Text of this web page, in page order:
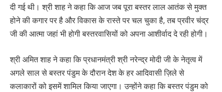
दी गई थी। श्री शाह ने कहा कि आज जब पूरा बस्तर लाल आतंक से मुक्त
होने की कगार पर है और विकास के रास्ते पर चल चुका है, तब प्रवीर चंद्र
जी की आत्मा जहां भी होगी बस्तरवासियों को अपना आशीर्वाद दे रही होगी।
श्री अमित शाह ने कहा कि प्रधानमंत्री श्री नरेन्द्र मोदी जी के नेतृत्व में
अगले साल से बस्तर पंडुम के दौरान देश के हर आदिवासी ज़िले से
कलाकारों को इसमें शामिल किया जाएगा। उन्होंने कहा कि बस्तर पंडुम को